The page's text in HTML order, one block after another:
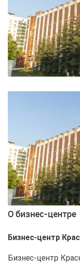
О бизнес-центре
Бизнес-центр
Бизнес-центр